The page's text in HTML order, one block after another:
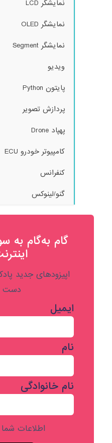
نمایشگر LCD
نمایشگر OLED
نمایشگر Segment
ویدیو
پایتون Python
پردازش تصویر
پهپاد Drone
کامپیوتر خودرو ECU
کنفرانس
گنو/لینوکس
گام به‌گام به‌
اپیزودهای جدید
دست
ایمیل
نام
نام خانوادگی
اطلاعات